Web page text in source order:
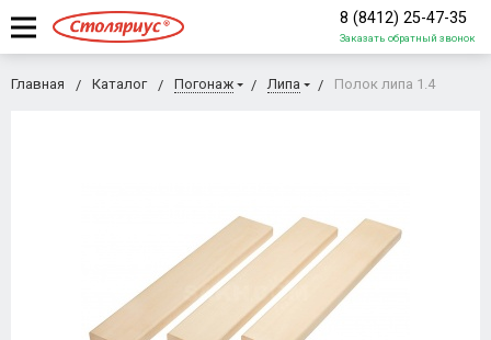
8 (8412) 25-47-35
Заказать обратный звонок
Главная Каталог Погонаж Липа Полок липа 1.4